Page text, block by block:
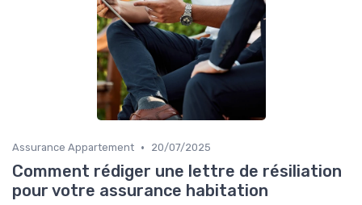
Assurance Appartement • 20/07/2025
Comment rédiger une lettre de résiliation
pour votre assurance habitation